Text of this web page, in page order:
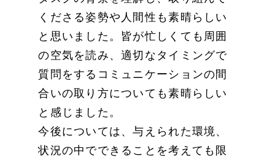
くださる姿勢や人間性も素晴らしい
と思いました。皆が忙しくても周囲
の空気を読み、適切なタイミングで
質問をするコミュニケーションの間
合いの取り方についても素晴らしい
と感じました。
今後については、与えられた環境、
状況の中でできることを考えても限